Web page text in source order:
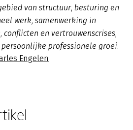
van structuur, besturing en
werk, samenwerking in
en vertrouwenscrises,
professionele groei.
Engelen